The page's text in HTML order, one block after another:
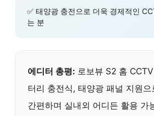
✅ 태양광 충전으로 더욱 경제적인
는 분
에디터 총평: 로보뷰 S2 홈
터리 충전식, 태양광 패널 지원으
간편하며 실내외 어디든 활용 가